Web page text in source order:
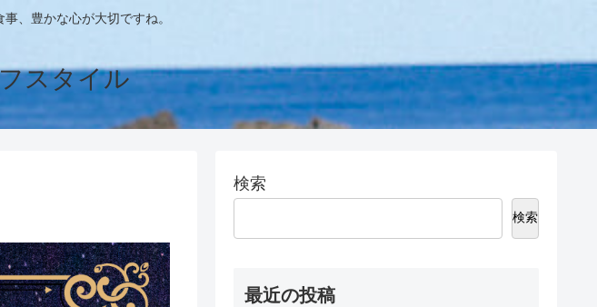
、豊かな心が大切ですね。
スタイル
検索
検索
最近の投稿